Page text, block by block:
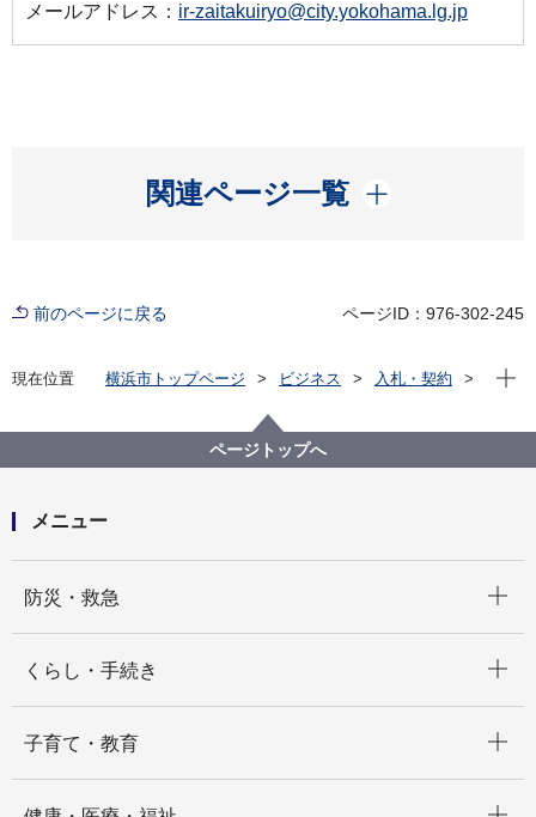
メールアドレス： ir-zaitakuiryo@city.yokohama.lg.jp
関連ページ一覧
開く
前のページに戻る ページID：976-302-245
現在位置 横浜市トップページ ビジネス
入札・契約
【参加申込終了】【公募型指名競争入札】疾患別医
療・介護連携事業地域資源リスト作成支援等業務委託
現在
ページトップへ
メニュー
防災・救急
くらし・手続き
子育て・教育